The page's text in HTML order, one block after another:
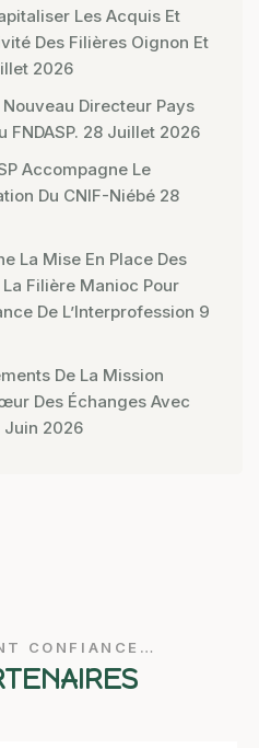
Les Acquis Et
Des Filières Oignon Et
2026
Directeur Pays
FNDASP. 28 Juillet 2026
Accompagne Le
Du CNIF-Niébé 28
La Mise En Place Des
Filière Manioc Pour
De L’Interprofession 9
De La Mission
Des Échanges Avec
Juin 2026
CONFIANCE…